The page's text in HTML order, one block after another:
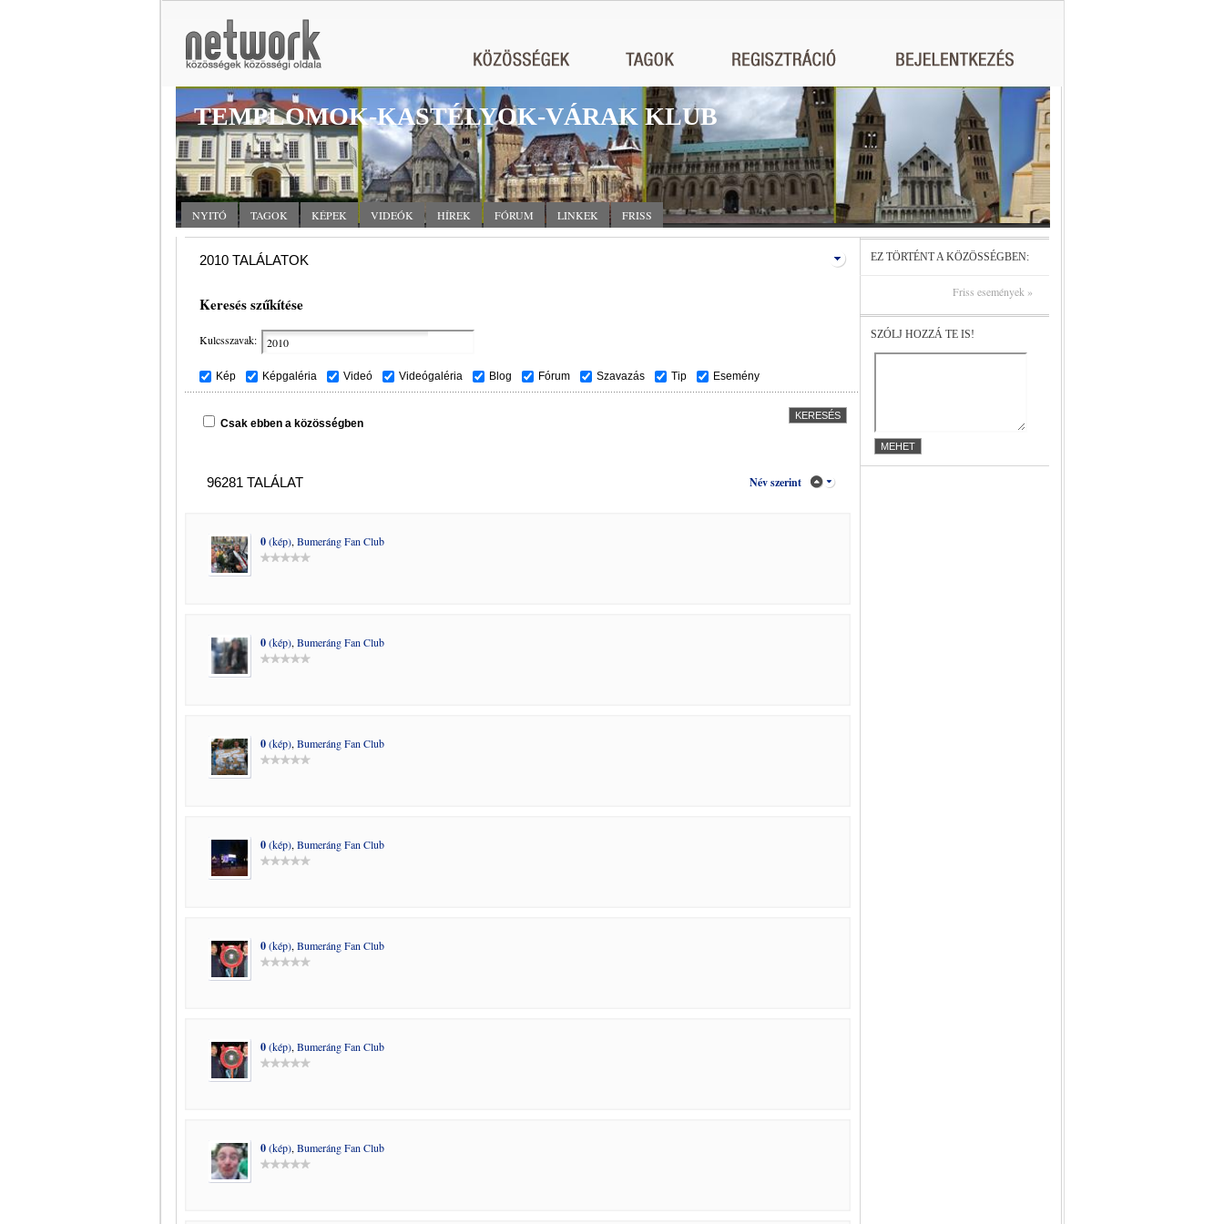
TEMPLOMOK-KASTÉLYOK-VÁRAK KLUB
NYITÓ TAGOK KÉPEK VIDEÓK HÍREK FÓRUM LINKEK FRISS
2010 TALÁLATOK
Keresés szűkítése
Kulcsszavak:
Kép Képgaléria Videó Videógaléria Blog Fórum Szavazás Tip Esemény
Csak ebben a közösségben
96281 TALÁLAT Név szerint
0(kép), Bumeráng Fan Club
0(kép), Bumeráng Fan Club
0(kép), Bumeráng Fan Club
0(kép), Bumeráng Fan Club
0(kép), Bumeráng Fan Club
0(kép), Bumeráng Fan Club
0(kép), Bumeráng Fan Club
EZ TÖRTÉNT A KÖZÖSSÉGBEN:
Friss események »
SZÓLJ HOZZÁ TE IS!